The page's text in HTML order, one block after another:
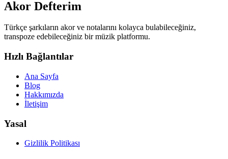
Akor Defterim
Türkçe şarkıların akor ve notalarını kolayca bulabileceğiniz,
transpoze edebileceğiniz bir müzik platformu.
Hızlı Bağlantılar
Ana Sayfa
Blog
Hakkımızda
İletişim
Yasal
Gizlilik Politikası